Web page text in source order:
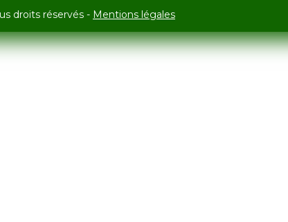
droits réservés - Mentions légales